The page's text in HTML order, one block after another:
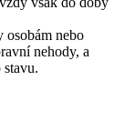
osobám nebo
nehody, a